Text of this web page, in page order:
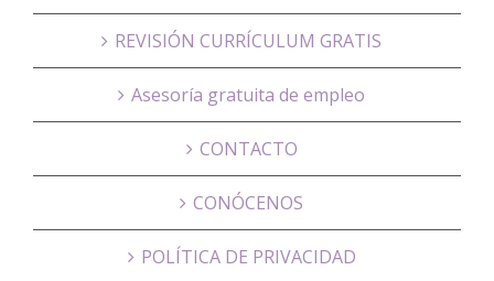
REVISIÓN CURRÍCULUM GRATIS
Asesoría gratuita de empleo
CONTACTO
CONÓCENOS
POLÍTICA DE PRIVACIDAD